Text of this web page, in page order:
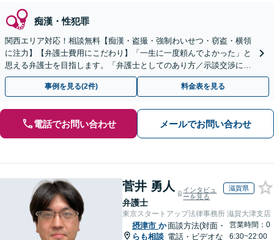
痴漢・性犯罪
関西エリア対応！相談無料【痴漢・盗撮・強制わいせつ・窃盗・横領
に注力】【弁護士費用にこだわり】「一生に一度頼んでよかった」と
思える弁護士を目指します。「弁護士としてのあり方／示談交渉に義
を」「弁護士費用にこだわる」依頼者に寄り添った金額設定
事例を見る(2件) 料金表を見る
電話でお問い合わせ メールでお問い合わせ
菅井 勇人
弁護士
インタビュ
ーを見る
滋賀県
東京スタートアップ法律事務所 滋賀大津支店
摂津市 か
らも相談
面談方法(対面・
電話・ビデオな
営業時間：0
6:30~22:00